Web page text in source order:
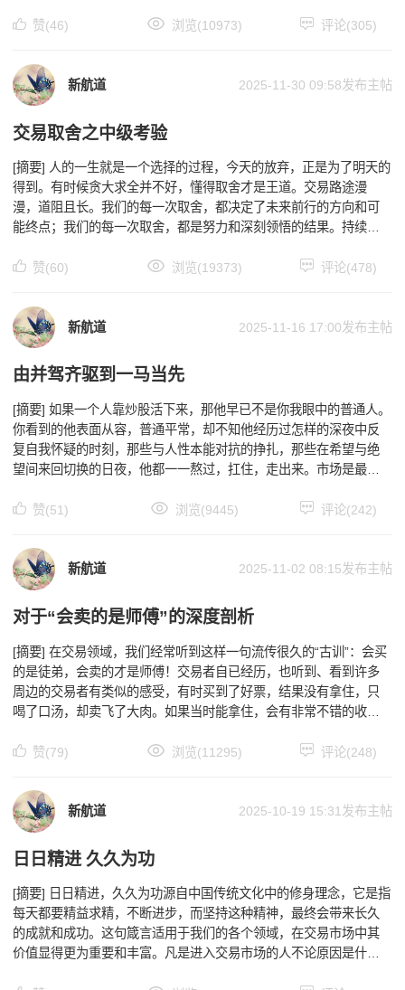
赞(46)
浏览(10973) 评论(305)
新航道 2025-11-30 09:58发布主帖
交易取舍之中级考验
[摘要] 人的一生就是一个选择的过程，今天的放弃，正是为了明天的
得到。有时候贪大求全并不好，懂得取舍才是王道。交易路途漫
漫，道阻且长。我们的每一次取舍，都决定了未来前行的方向和可
能终点；我们的每一次取舍，都是努力和深刻领悟的结果。持续稳
赞(60)
浏览(19373) 评论(478)
新航道 2025-11-16 17:00发布主帖
由并驾齐驱到一马当先
[摘要] 如果一个人靠炒股活下来，那他早已不是你我眼中的普通人。
你看到的他表面从容，普通平常，却不知他经历过怎样的深夜中反
复自我怀疑的时刻，那些与人性本能对抗的挣扎，那些在希望与绝
望间来回切换的日夜，他都一一熬过，扛住，走出来。市场是最真
赞(51)
浏览(9445) 评论(242)
新航道 2025-11-02 08:15发布主帖
对于“会卖的是师傅”的深度剖析
[摘要] 在交易领域，我们经常听到这样一句流传很久的“古训”：会买
的是徒弟，会卖的才是师傅！交易者自已经历，也听到、看到许多
周边的交易者有类似的感受，有时买到了好票，结果没有拿住，只
喝了口汤，却卖飞了大肉。如果当时能拿住，会有非常不错的收
赞(79)
浏览(11295) 评论(248)
新航道 2025-10-19 15:31发布主帖
日日精进 久久为功
[摘要] 日日精进，久久为功源自中国传统文化中的修身理念，它是指
每天都要精益求精，不断进步，而坚持这种精神，最终会带来长久
的成就和成功。这句箴言适用于我们的各个领域，在交易市场中其
价值显得更为重要和丰富。凡是进入交易市场的人不论原因是什